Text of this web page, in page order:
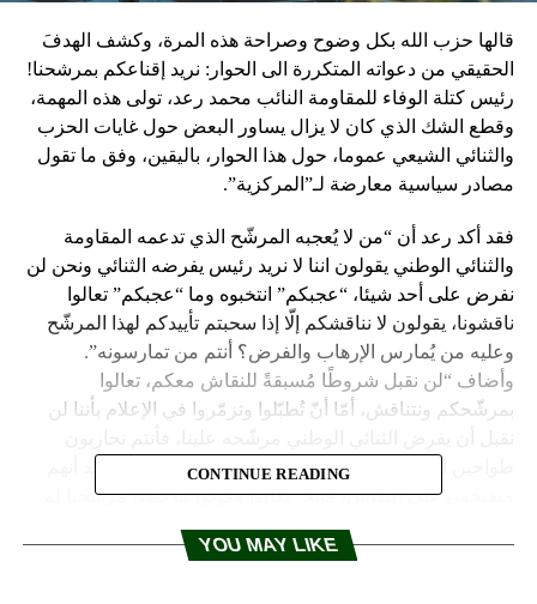
قالها حزب الله بكل وضوح وصراحة هذه المرة، وكشف الهدفَ
الحقيقي من دعواته المتكررة الى الحوار: نريد إقناعكم بمرشحنا!
رئيس كتلة الوفاء للمقاومة النائب محمد رعد، تولى هذه المهمة،
وقطع الشك الذي كان لا يزال يساور البعض حول غايات الحزب
والثنائي الشيعي عموما، حول هذا الحوار، باليقين، وفق ما تقول
مصادر سياسية معارضة لـ”المركزية”.
فقد أكد رعد أن “من لا يُعجبه المرشّح الذي تدعمه المقاومة
والثنائي الوطني يقولون اننا لا نريد رئيس يفرضه الثنائي ونحن لن
نفرض على أحد شيئا، “عجبكم” انتخبوه وما “عجبكم” تعالوا
ناقشونا، يقولون لا نناقشكم إلّا إذا سحبتم تأييدكم لهذا المرشّح
وعليه من يُمارس الإرهاب والفرض؟ أنتم من تمارسونه”.
وأضاف “لن نقبل شروطًا مُسبقةً للنقاش معكم، تعالوا
بمرشّحكم ونتناقش، أمّا أنّ تُطبّلوا وتزمّروا في الإعلام بأننا لن
طواحين الهواء ولا مصداقية لإدعائكم على الإطلاق”. وأكد أنهم
منفتخون على النقاش، قائلًا “تعالوا وقولوا لنا لماذا مرشحنا لم
لنتناقش حول حاجات المرحلة الراهنة ومتطلباتها، لنقنعكم بأنّ
CONTINUE READING
YOU MAY LIKE